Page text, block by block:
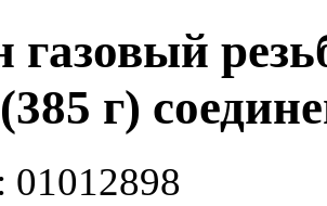
газовый
г)
01012898